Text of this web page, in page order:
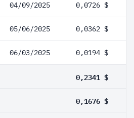
04/09/2025 0,0726 $
05/06/2025 0,0362 $
06/03/2025 0,0194 $
0,2341 $
0,1676 $